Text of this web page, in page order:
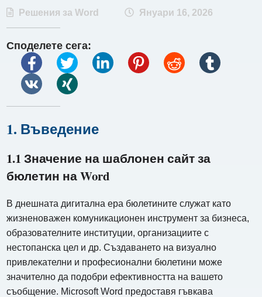
Решения за Word Януари 16, 2026
Споделете сега:
1. Въведение
1.1 Значение на шаблонен сайт за
бюлетин на Word
В днешната дигитална ера бюлетините служат като
жизненоважен комуникационен инструмент за бизнеса,
образователните институции, организациите с
нестопанска цел и др. Създаването на визуално
привлекателни и професионални бюлетини може
значително да подобри ефективността на вашето
съобщение. Microsoft Word предоставя гъвкава